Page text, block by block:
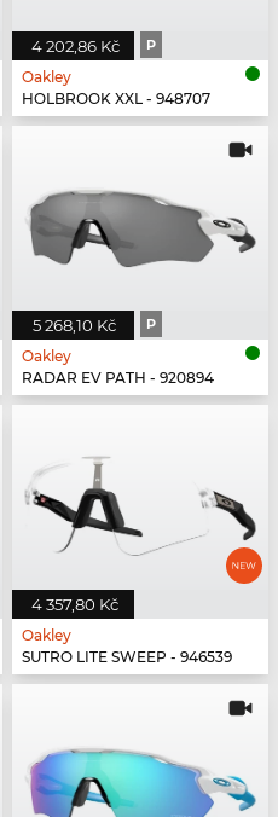
4 202,86 Kč P
Oakley
HOLBROOK XXL - 948707
5 268,10 Kč P
Oakley
RADAR EV PATH - 920894
4 357,80 Kč
Oakley
SUTRO LITE SWEEP - 946539